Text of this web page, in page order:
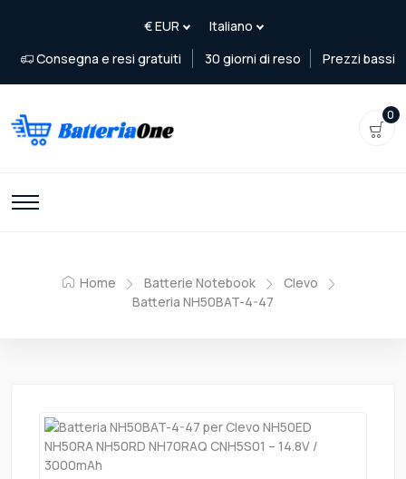
Consegna e resi gratuiti 30 giorni di reso Prezzi bassi
0
Home Batterie Notebook
Clevo
Batteria NH50BAT-4-47